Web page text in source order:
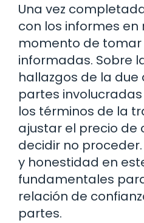
Una vez
con los informes en
momento de tomar
informadas. Sobre
hallazgos de la due
partes
los términos de la
ajustar el precio de
decidir no
y honestidad en
fundamentales
relación de
partes.